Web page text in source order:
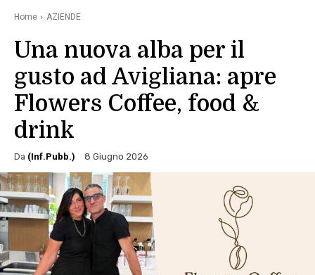
Home AZIENDE
Una nuova alba per il
gusto ad Avigliana: apre
Flowers Coffee, food &
drink
Da (Inf.Pubb.) 8 Giugno 2026